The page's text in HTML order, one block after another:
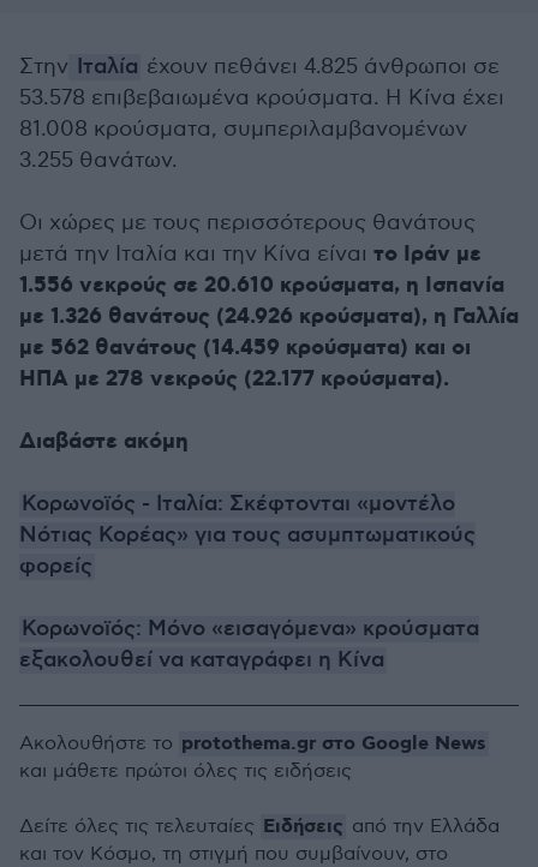
Στην Ιταλία έχουν πεθάνει 4.825 άνθρωποι σε
53.578 επιβεβαιωμένα κρούσματα. Η Κίνα έχει
81.008 κρούσματα, συμπεριλαμβανομένων
3.255 θανάτων.
Οι χώρες με τους περισσότερους θανάτους
μετά την Ιταλία και την Κίνα είναι το Ιράν με
1.556 νεκρούς σε 20.610 κρούσματα, η Ισπανία
με 1.326 θανάτους (24.926 κρούσματα), η Γαλλία
με 562 θανάτους (14.459 κρούσματα) και οι
ΗΠΑ με 278 νεκρούς (22.177 κρούσματα).
Διαβάστε ακόμη
Κορωνοϊός - Ιταλία: Σκέφτονται «μοντέλο
Νότιας Κορέας» για τους ασυμπτωματικούς
φορείς
Κορωνοϊός: Μόνο «εισαγόμενα» κρούσματα
εξακολουθεί να καταγράφει η Κίνα
Ακολουθήστε το protothema.gr στο Google News
και μάθετε πρώτοι όλες τις ειδήσεις
Δείτε όλες τις τελευταίες Ειδήσεις από την Ελλάδα
και τον Κόσμο, τη στιγμή που συμβαίνουν, στο